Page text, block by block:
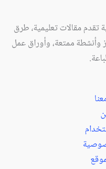
تقدم مقالات تعليمية، طرق
ممتعة، وأوراق عمل